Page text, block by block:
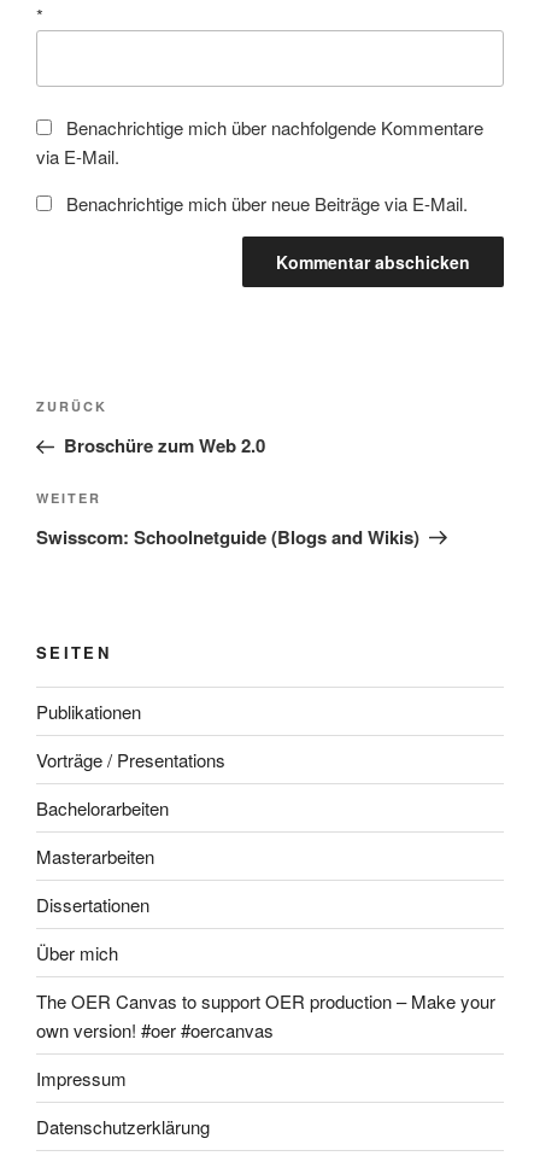
*
Benachrichtige mich über nachfolgende Kommentare
via E-Mail.
Benachrichtige mich über neue Beiträge via E-Mail.
Beitragsnavigation
Vorheriger
Beitrag
ZURÜCK
Broschüre zum Web 2.0
Nächster
Beitrag
WEITER
Swisscom: Schoolnetguide (Blogs and Wikis)
SEITEN
Publikationen
Vorträge / Presentations
Bachelorarbeiten
Masterarbeiten
Dissertationen
Über mich
The OER Canvas to support OER production – Make your
own version! #oer #oercanvas
Impressum
Datenschutzerklärung